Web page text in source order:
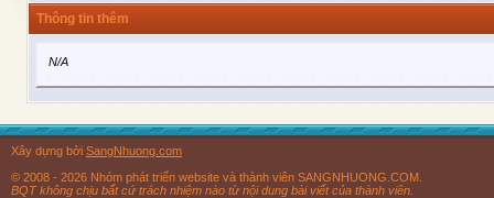
Thông tin thêm
N/A
Xây dựng bởi SangNhuong.com
© 2008 - 2026 Nhóm phát triển website và thành viên SANGNHUONG.COM.
BQT không chịu bất cứ trách nhiệm nào từ nội dung bài viết của thành viên.